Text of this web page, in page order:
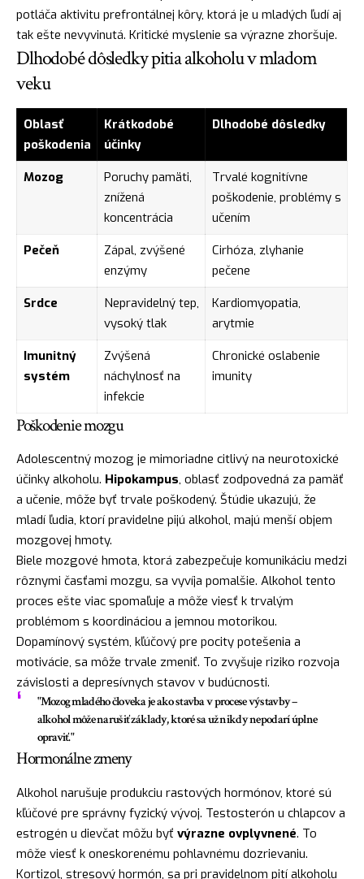
potláča aktivitu prefrontálnej kôry, ktorá je u mladých ľudí aj
tak ešte nevyvinutá. Kritické myslenie sa výrazne zhoršuje.
Dlhodobé dôsledky pitia alkoholu v mladom
veku
Oblasť
poškodenia
Krátkodobé
účinky
Dlhodobé dôsledky
Mozog
Poruchy pamäti,
znížená
koncentrácia
Trvalé kognitívne
poškodenie, problémy s
učením
Pečeň
Zápal, zvýšené
enzýmy
Cirhóza, zlyhanie
pečene
Srdce
Nepravidelný tep,
vysoký tlak
Kardiomyopatia,
arytmie
Imunitný
systém
Zvýšená
náchylnosť na
infekcie
Chronické oslabenie
imunity
Poškodenie mozgu
Adolescentný mozog je mimoriadne citlivý na neurotoxické
účinky alkoholu. Hipokampus, oblasť zodpovedná za pamäť
a učenie, môže byť trvale poškodený. Štúdie ukazujú, že
mladí ľudia, ktorí pravidelne pijú alkohol, majú menší objem
mozgovej hmoty.
Biele mozgové hmota, ktorá zabezpečuje komunikáciu medzi
rôznymi časťami mozgu, sa vyvíja pomalšie. Alkohol tento
proces ešte viac spomaľuje a môže viesť k trvalým
problémom s koordináciou a jemnou motorikou.
Dopamínový systém, kľúčový pre pocity potešenia a
motivácie, sa môže trvale zmeniť. To zvyšuje riziko rozvoja
závislosti a depresívnych stavov v budúcnosti.
"Mozog mladého človeka je ako stavba v procese výstavby –
alkohol môže narušiť základy, ktoré sa už nikdy nepodarí úplne
opraviť."
Hormonálne zmeny
Alkohol narušuje produkciu rastových hormónov, ktoré sú
kľúčové pre správny fyzický vývoj. Testosterón u chlapcov a
estrogén u dievčat môžu byť výrazne ovplyvnené. To
môže viesť k oneskorenému pohlavnému dozrievaniu.
Kortizol, stresový hormón, sa pri pravidelnom pití alkoholu